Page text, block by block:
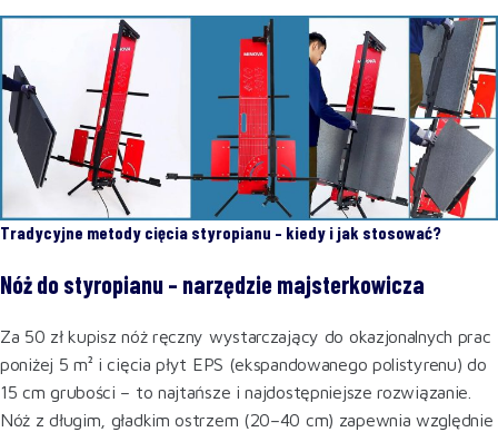
Tradycyjne metody cięcia styropianu – kiedy i jak stosować?
Nóż do styropianu – narzędzie majsterkowicza
Za 50 zł kupisz nóż ręczny wystarczający do okazjonalnych prac
poniżej 5 m² i cięcia płyt EPS (ekspandowanego polistyrenu) do
15 cm grubości – to najtańsze i najdostępniejsze rozwiązanie.
Nóż z długim, gładkim ostrzem (20–40 cm) zapewnia względnie